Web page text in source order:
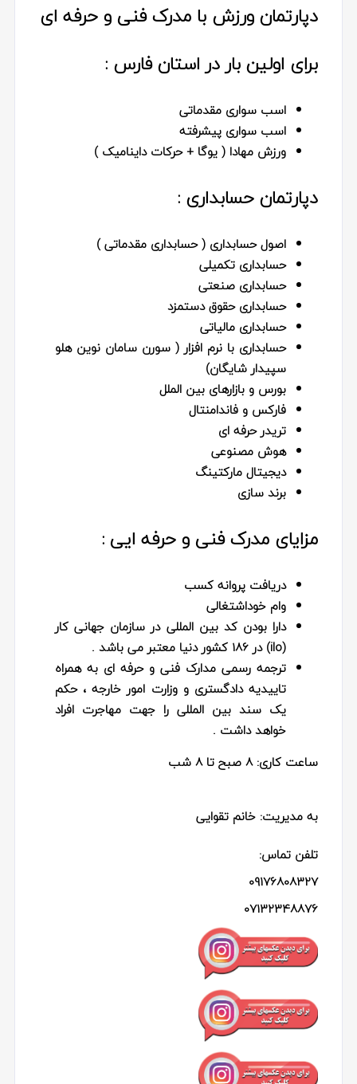
دپارتمان ورزش با مدرک فنی و حرفه ای
برای اولین بار در استان فارس :
اسب سواری مقدماتی
اسب سواری پیشرفته
ورزش مهادا ( یوگا + حرکات داینامیک )
دپارتمان حسابداری :
اصول حسابداری ( حسابداری مقدماتی )
حسابداری تکمیلی
حسابداری صنعتی
حسابداری حقوق دستمزد
حسابداری مالیاتی
حسابداری با نرم افزار ( سورن سامان نوین هلو
سپیدار شایگان)
بورس و بازارهای بین الملل
فارکس و فاندامنتال
تریدر حرفه ای
هوش مصنوعی
دیجیتال مارکتینگ
برند سازی
مزایای مدرک فنی و حرفه ایی :
دریافت پروانه کسب
وام خوداشتغالی
دارا بودن کد بین المللی در سازمان جهانی کار
(ilo) در 186 کشور دنیا معتبر می باشد .
ترجمه رسمی مدارک فنی و حرفه ای به همراه
تاییدیه دادگستری و وزارت امور خارجه ، حکم
یک سند بین المللی را جهت مهاجرت افراد
خواهد داشت .
ساعت کاری:8 صبح تا 8 شب
به مدیریت: خانم تقوایی
تلفن تماس:
09176808327
07132348876